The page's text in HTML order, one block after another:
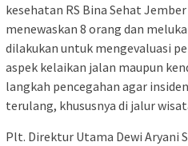
kesehatan RS Bina Sehat
menewaskan 8 orang dan
dilakukan untuk mengevaluasi
aspek kelaikan jalan maupun
langkah pencegahan agar
terulang, khususnya di jalur
Plt. Direktur Utama Dewi Aryani